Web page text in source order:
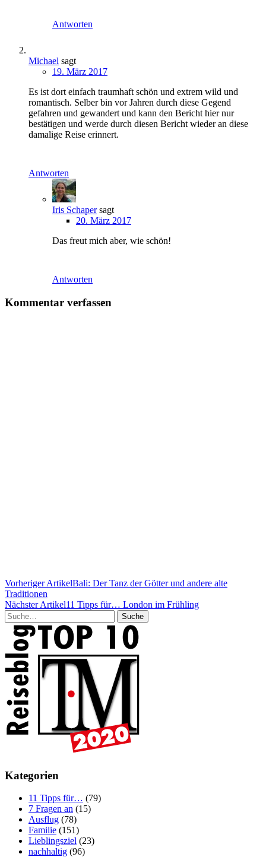
Antworten
Michael sagt
19. März 2017
Es ist dort einfach traumhaft schön und extrem wild und
romantisch. Selber bin vor Jahren durch diese Gegend
gefahren und gewandert und kann den Bericht hier nur
bestätigen und werde durch diesen Bericht wieder an diese
damalige Reise erinnert.
Antworten
Iris Schaper sagt
20. März 2017
Das freut mich aber, wie schön!
Antworten
Kommentar verfassen
Vorheriger ArtikelBali: Der Tanz der Götter und andere alte
Traditionen
Nächster Artikel11 Tipps für… London im Frühling
Suche
Kategorien
11 Tipps für… (79)
7 Fragen an (15)
Ausflug (78)
Familie (151)
Lieblingsziel (23)
nachhaltig (96)